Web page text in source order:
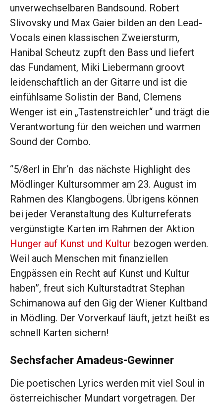
unverwechselbaren Bandsound. Robert
Slivovsky und Max Gaier bilden an den Lead-
Vocals einen klassischen Zweiersturm,
Hanibal Scheutz zupft den Bass und liefert
das Fundament, Miki Liebermann groovt
leidenschaftlich an der Gitarre und ist die
einfühlsame Solistin der Band, Clemens
Wenger ist ein „Tastenstreichler“ und trägt die
Verantwortung für den weichen und warmen
Sound der Combo.
“5/8erl in Ehr‘n das nächste Highlight des
Mödlinger Kultursommer am 23. August im
Rahmen des Klangbogens. Übrigens können
bei jeder Veranstaltung des Kulturreferats
vergünstigte Karten im Rahmen der Aktion
Hunger auf Kunst und Kultur bezogen werden.
Weil auch Menschen mit finanziellen
Engpässen ein Recht auf Kunst und Kultur
haben”, freut sich Kulturstadtrat Stephan
Schimanowa auf den Gig der Wiener Kultband
in Mödling. Der Vorverkauf läuft, jetzt heißt es
schnell Karten sichern!
Sechsfacher Amadeus-Gewinner
Die poetischen Lyrics werden mit viel Soul in
österreichischer Mundart vorgetragen. Der